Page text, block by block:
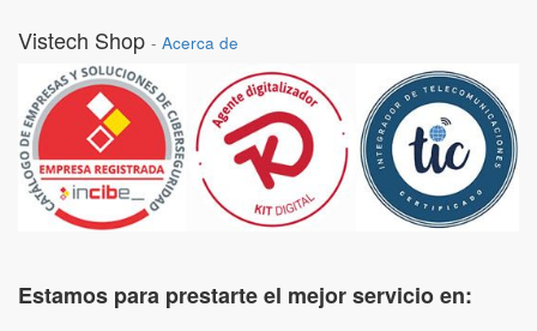
Vistech Shop - Acerca de
Estamos para prestarte el mejor servicio en: